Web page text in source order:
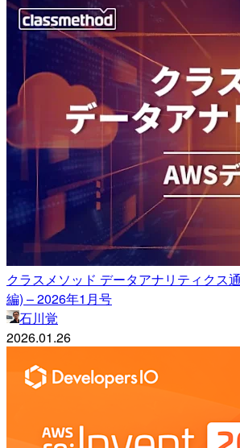
クラスメソッド データアナリティクス
編) – 2026年1月号
石川覚
2026.01.26